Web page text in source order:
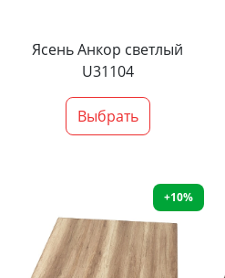
Ясень Анкор светлый
U31104
Выбрать
+10%